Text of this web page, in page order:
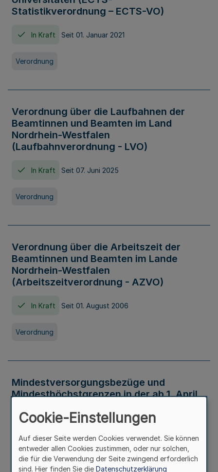
Statistikverordnung – ECTS-VO)
In Kraft Seit 01. Januar 2021
Verordnung
Verordnung über die Laufbahnen der
Beamtinnen und Beamten im Land
Nordrhein-Westfalen
(Laufbahnverordnung - LVO)
In Kraft Seit 07. Juni 2025
Verordnung
Verordnung über die Arbeitszeit der
Beamtinnen und Beamten im Lande
Nordrhein-Westfalen
(Arbeitszeitverordnung - AZVO)
In Kraft Seit 01. August 2006
Verordnung
Mindestversorgungsbezüge und
Mindesthöchstgrenzen in der ab 1. April
Verwaltungsvorschrift
Cookie-Einstellungen
Auf dieser Seite werden Cookies verwendet. Sie können
entweder allen Cookies zustimmen, oder nur solchen,
die für die Verwendung der Seite zwingend erforderlich
sind. Hier finden Sie die Datenschutzerklärung